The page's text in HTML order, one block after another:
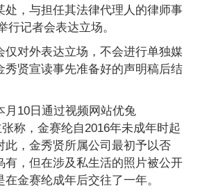
处，与担任其法律代理人的律师事
行记者会表达立场。
仅对外表达立场，不会进行单独媒
秀贤宣读事先准备好的声明稿后结
月10日通过视频网站优兔
张称，金赛纶自2016年未成年时起
此，金秀贤所属公司最初予以否
有，但在涉及私生活的照片被公开
在金赛纶成年后交往了一年。